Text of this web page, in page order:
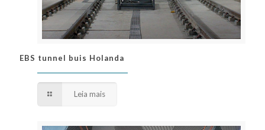
EBS tunnel buis Holanda
EBS tunnel buis Holanda
Leia mais